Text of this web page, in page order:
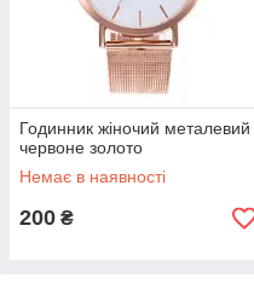
Годинник жіночий металевий
червоне золото
Немає в наявності
200 ₴